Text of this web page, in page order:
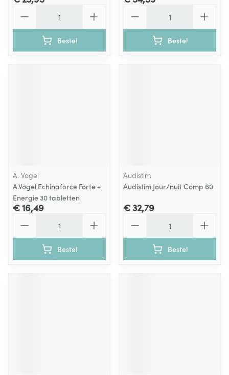
Bestel Bestel
A. Vogel
A.Vogel Echinaforce Forte +
Energie 30 tabletten
€ 16,49
Bestel
Audistim
Audistim Jour/nuit Comp 60
€ 32,79
Bestel